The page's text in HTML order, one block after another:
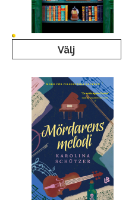
Välj